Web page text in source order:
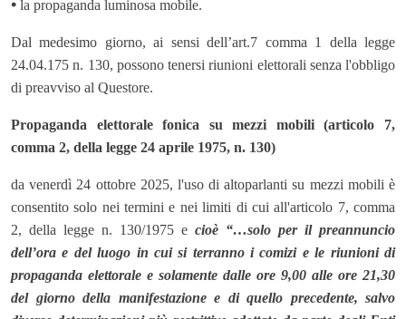
• la propaganda luminosa mobile.
Dal medesimo giorno, ai sensi dell’art.7 comma 1 della legge
24.04.175 n. 130, possono tenersi riunioni elettorali senza l'obbligo
di preavviso al Questore.
Propaganda elettorale fonica su mezzi mobili (articolo 7,
comma 2, della legge 24 aprile 1975, n. 130)
da venerdì 24 ottobre 2025, l'uso di altoparlanti su mezzi mobili è
consentito solo nei termini e nei limiti di cui all'articolo 7, comma
2, della legge n. 130/1975 e cioè “…solo per il preannuncio
dell’ora e del luogo in cui si terranno i comizi e le riunioni di
propaganda elettorale e solamente dalle ore 9,00 alle ore 21,30
del giorno della manifestazione e di quello precedente, salvo